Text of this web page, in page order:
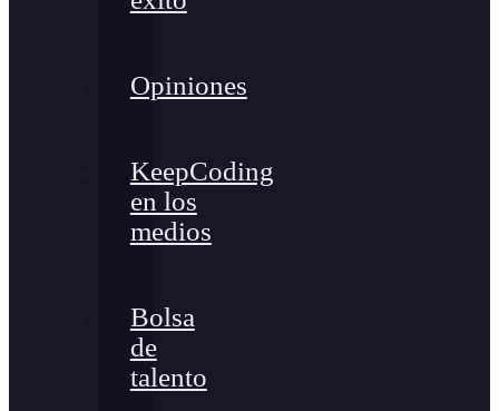
Opiniones
KeepCoding
en los
medios
Bolsa
de
talento